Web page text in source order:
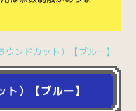
ウンドカット）【ブルー】
）【ブルー】